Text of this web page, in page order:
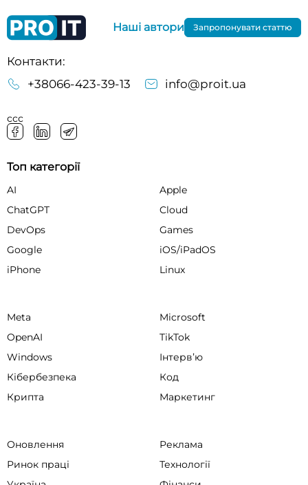
Контакти:
+38066-423-39-13
info@proit.ua
ссс
Наші автори Запропонувати статтю
Топ категорії
AI
Apple
ChatGPT
Cloud
DevOps
Games
Google
iOS/iPadOS
iPhone
Linux
Meta
Microsoft
OpenAI
TikTok
Windows
Інтервʼю
Кібербезпека
Код
Крипта
Маркетинг
Оновлення
Реклама
Ринок праці
Технології